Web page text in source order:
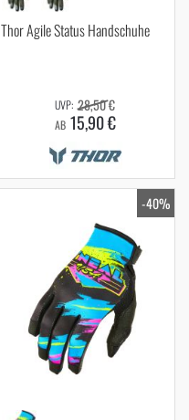
Thor Agile Status Handschuhe
AB 15,90 €
28,50 €
-40%